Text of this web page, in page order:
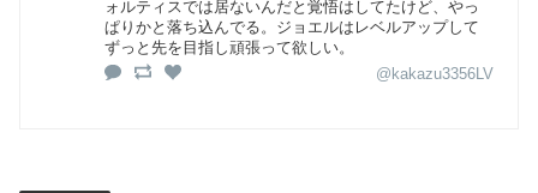
ォルティスでは居ないんだと覚悟はしてたけど、やっ
ぱりかと落ち込んでる。ジョエルはレベルアップして
ずっと先を目指し頑張って欲しい。
@kakazu3356LV